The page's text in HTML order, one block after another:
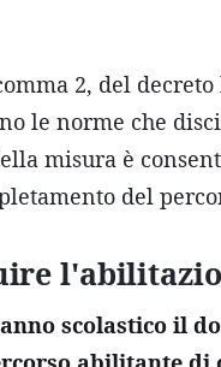
2, del decreto
le norme che
misura è
del
scolastico il